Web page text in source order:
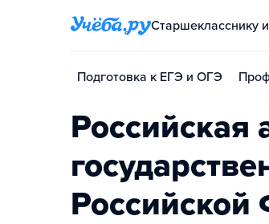
Старшекласснику
Подготовка к ЕГЭ и ОГЭ
Российская
Российской